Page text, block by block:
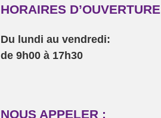
HORAIRES D’OUVERTURE
Du lundi au vendredi:
de 9h00 à 17h30
NOUS APPELER :